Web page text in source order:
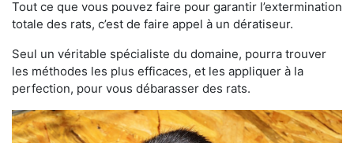
Tout ce que vous pouvez faire pour garantir l’extermination
totale des rats, c’est de faire appel à un dératiseur.
Seul un véritable spécialiste du domaine, pourra trouver
les méthodes les plus efficaces, et les appliquer à la
perfection, pour vous débarasser des rats.